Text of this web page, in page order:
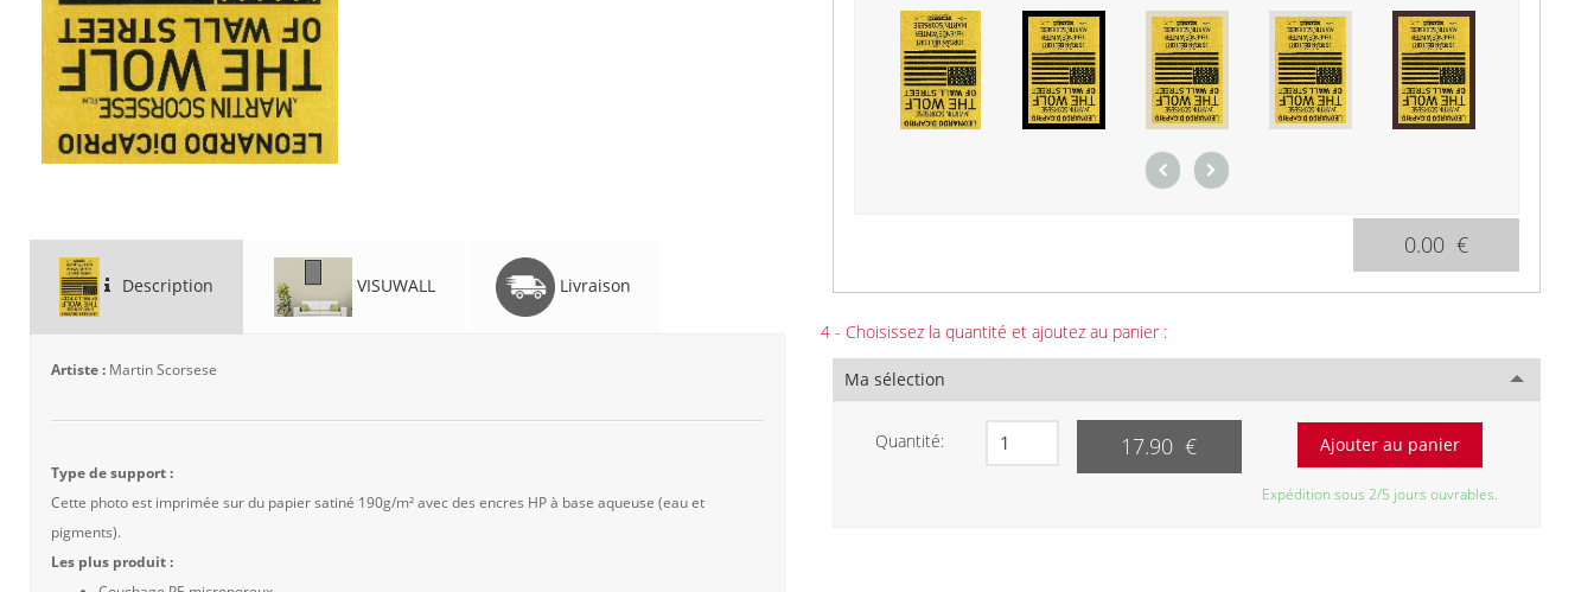
Description VISUWALL Livraison
Artiste : Martin Scorsese
Type de support :
Cette photo est imprimée sur du papier satiné 190g/m² avec des encres HP à base aqueuse (eau et
pigments).
Les plus produit :
0.00 €
4 - Choisissez la quantité et ajoutez au panier :
Ma sélection
Quantité: 17.90 €
Expédition sous 2/5 jours ouvrables.